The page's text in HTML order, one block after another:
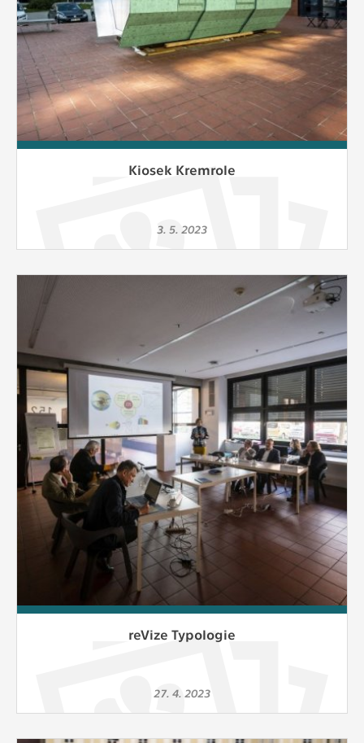
Kiosek Kremrole
3. 5. 2023
reVize Typologie
27. 4. 2023